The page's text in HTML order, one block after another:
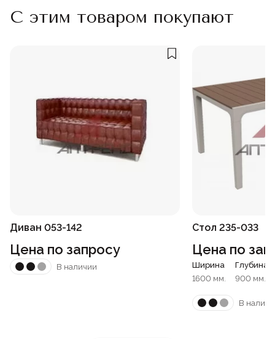
С этим товаром покупают
Диван 053-142
Цена по запросу
В наличии
Стол 235-033
Цена по
Ширина
1600 мм.
Глубина
900 мм.
В